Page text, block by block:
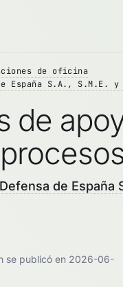
de oficina
España S.A., S.M.E. y
de España
se publicó en 2026-06-